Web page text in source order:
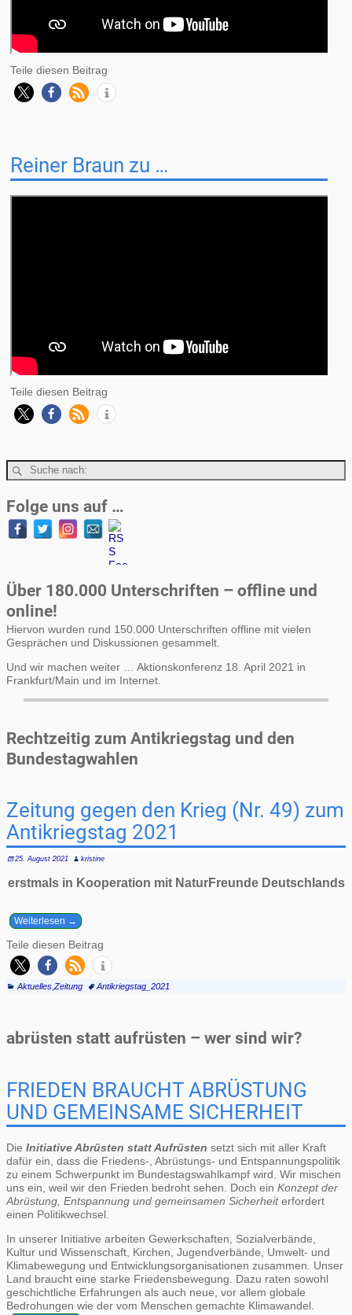
Teile diesen Beitrag
Reiner Braun zu …
Teile diesen Beitrag
Folge uns auf …
Über 180.000 Unterschriften – offline und
online!
Hiervon wurden rund 150.000 Unterschriften offline mit vielen
Gesprächen und Diskussionen gesammelt.
Und wir machen weiter … Aktionskonferenz 18. April 2021 in
Frankfurt/Main und im Internet.
Rechtzeitig zum Antikriegstag und den
Bundestagwahlen
Zeitung gegen den Krieg (Nr. 49) zum
Antikriegstag 2021
25. August 2021 kristine
erstmals in Kooperation mit NaturFreunde Deutschlands
Weiterlesen →
Teile diesen Beitrag
Aktuelles, Zeitung Antikriegstag_2021
abrüsten statt aufrüsten – wer sind wir?
FRIEDEN BRAUCHT ABRÜSTUNG
UND GEMEINSAME SICHERHEIT
Die Initiative Abrüsten statt Aufrüsten setzt sich mit aller Kraft
dafür ein, dass die Friedens-, Abrüstungs- und Entspannungspolitik
zu einem Schwerpunkt im Bundestagswahlkampf wird. Wir mischen
uns ein, weil wir den Frieden bedroht sehen. Doch ein Konzept der
Abrüstung, Entspannung und gemeinsamen Sicherheiterfordert
einen Politikwechsel.
In unserer Initiative arbeiten Gewerkschaften, Sozialverbände,
Kultur und Wissenschaft, Kirchen, Jugendverbände, Umwelt- und
Klimabewegung und Entwicklungsorganisationen zusammen. Unser
Land braucht eine starke Friedensbewegung. Dazu raten sowohl
geschichtliche Erfahrungen als auch neue, vor allem globale
Bedrohungen wie der vom Menschen gemachte Klimawandel.